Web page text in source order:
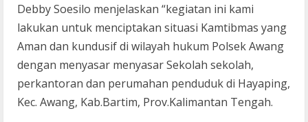
Debby Soesilo menjelaskan “kegiatan ini kami
lakukan untuk menciptakan situasi Kamtibmas yang
Aman dan kundusif di wilayah hukum Polsek Awang
dengan menyasar menyasar Sekolah sekolah,
perkantoran dan perumahan penduduk di Hayaping,
Kec. Awang, Kab.Bartim, Prov.Kalimantan Tengah.